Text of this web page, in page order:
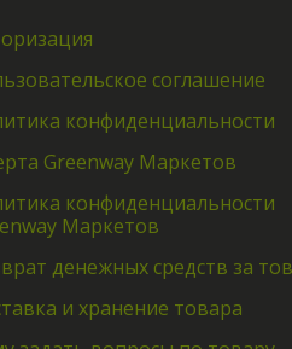
соглашение
конфиденциальности
Greenway Маркетов
конфиденциальности
Маркетов
денежных средств за
и хранение товара